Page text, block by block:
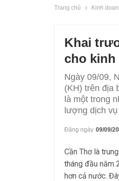
Trang chủ Kinh
Khai
cho
Ngày 09/09,
(KH) trên địa
là một trong
lượng dịch
Đăng ngày 09/09/
Cần Thơ là
tháng đầu năm
hơn cả nước.